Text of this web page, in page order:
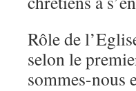
Rôle de
selon le
sommes-nous